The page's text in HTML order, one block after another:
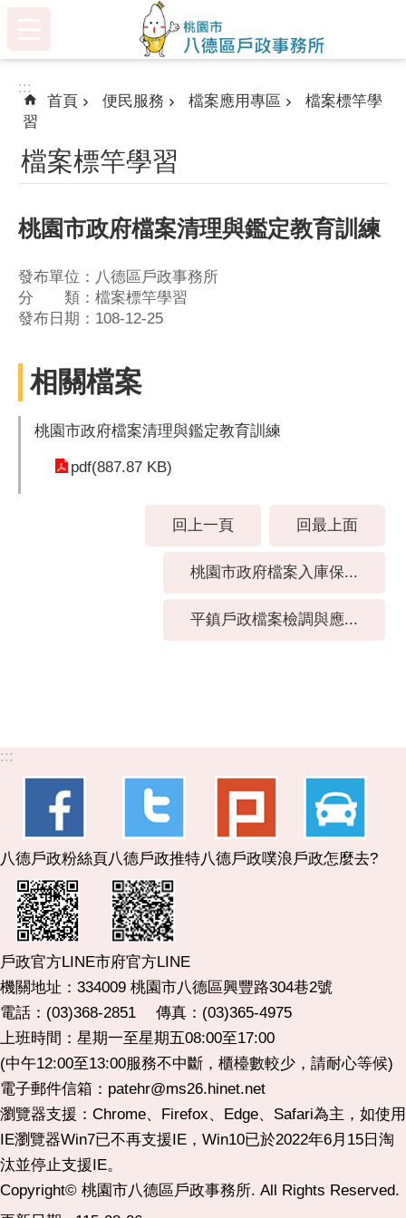
:::
首頁 便民服務 檔案應用專區
檔案標竿學
習
檔案標竿學習
桃園市政府檔案清理與鑑定教育訓練
發布單位：八德區戶政事務所
分 類：檔案標竿學習
發布日期：108-12-25
相關檔案
桃園市政府檔案清理與鑑定教育訓練
pdf(887.87 KB)
回上一頁 回最上面
桃園市政府檔案入庫保...
平鎮戶政檔案檢調與應...
:::
八德戶政粉絲頁 八德戶政推特八德戶政噗浪戶政怎麼去?
戶政官方LINE市府官方LINE
機關地址：334009 桃園市八德區興豐路304巷2號
電話：(03)368-2851 傳真：(03)365-4975
上班時間：星期一至星期五08:00至17:00
(中午12:00至13:00服務不中斷，櫃檯數較少，請耐心等候)
電子郵件信箱：patehr@ms26.hinet.net
瀏覽器支援：Chrome、Firefox、Edge、Safari為主，如使用
IE瀏覽器Win7已不再支援IE，Win10已於2022年6月15日淘
汰並停止支援IE。
Copyright© 桃園市八德區戶政事務所. All Rights Reserved.